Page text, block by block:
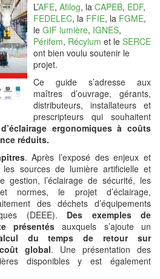
L’AFE, Afilog, la CAPEB, EDF,
FEDELEC, la FFIE, la FGME,
le GIF lumière, IGNES,
Périfem, Récylum et le SERCE
ont bien voulu soutenir le
projet.
Ce guide s’adresse aux
maîtres d’ouvrage, gérants,
distributeurs, installateurs et
prescripteurs qui souhaitent
ergonomiques à coûts
réduits.
. Après l’exposé des enjeux et
les sources de lumière artificielle et
gestion, l’éclairage de sécurité, les
normes, le projet d’éclairage,
des déchets d’équipements
(DEEE). Des exemples de
présentés auxquels s’ajoute un
du temps de retour sur
global. Une présentation des
disponibles y est également